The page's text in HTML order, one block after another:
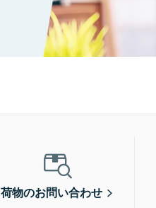
荷物のお問い合わせ